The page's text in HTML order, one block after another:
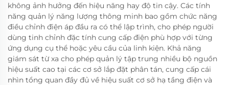
không ảnh hưởng đến hiệu năng hay độ tin cậy. Các tính
năng quản lý năng lượng thông minh bao gồm chức năng
điều chỉnh điện áp đầu ra có thể lập trình, cho phép người
dùng tinh chỉnh đặc tính cung cấp điện phù hợp với từng
ứng dụng cụ thể hoặc yêu cầu của linh kiện. Khả năng
giám sát từ xa cho phép quản lý tập trung nhiều bộ nguồn
hiệu suất cao tại các cơ sở lắp đặt phân tán, cung cấp cái
nhìn tổng quan đầy đủ về hiệu suất cơ sở hạ tầng điện và